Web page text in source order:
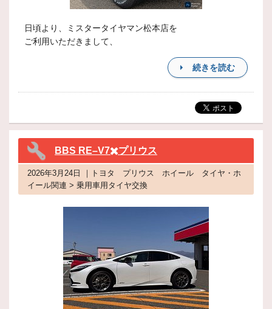
日頃より、ミスタータイヤマン松本店を
ご利用いただきまして、
続きを読む
BBS RE–V7✖️プリウス
2026年3月24日 ｜トヨタ プリウス ホイール タイヤ・ホ
イール関連 > 乗用車用タイヤ交換